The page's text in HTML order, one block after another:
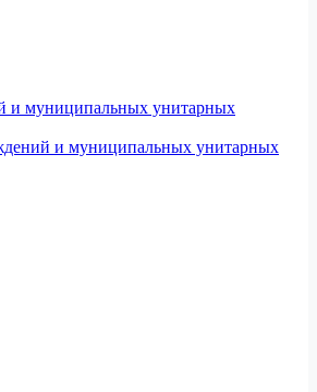
и муниципальных унитарных
и муниципальных унитарных